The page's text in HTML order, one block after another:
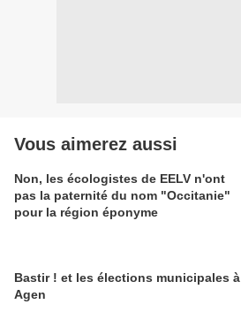
Vous aimerez aussi
Non, les écologistes de EELV n'ont
pas la paternité du nom "Occitanie"
pour la région éponyme
Bastir ! et les élections municipales à
Agen